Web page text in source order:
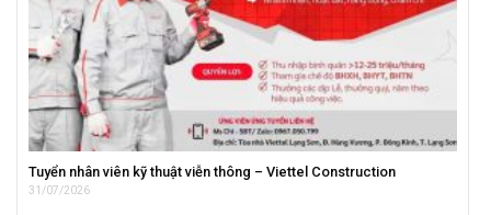
Tuyển nhân viên kỹ thuật viễn thông – Viettel Construction
31/07/2026